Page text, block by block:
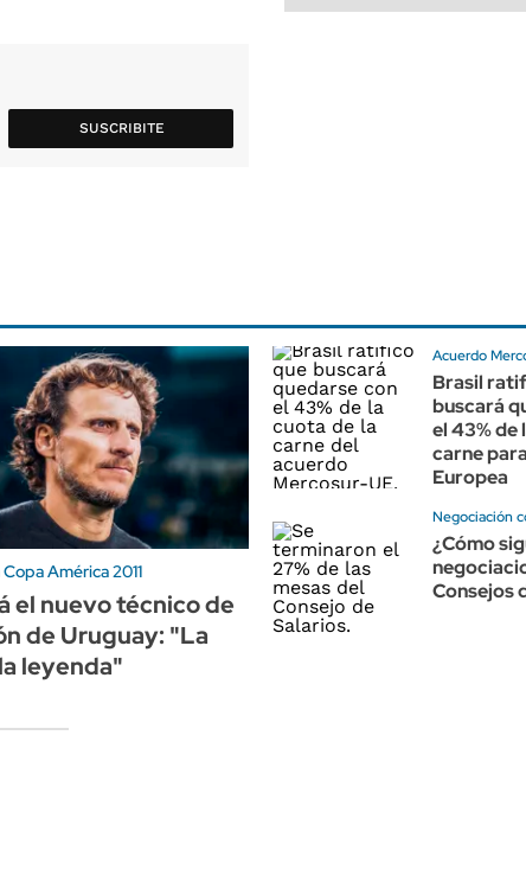
SUSCRIBITE
América 2011
el nuevo técnico de
de Uruguay: "La
leyenda"
Acuerdo
Brasil
buscará
el 43% de
carne
Europea
Negociación
¿Cómo
Consejos